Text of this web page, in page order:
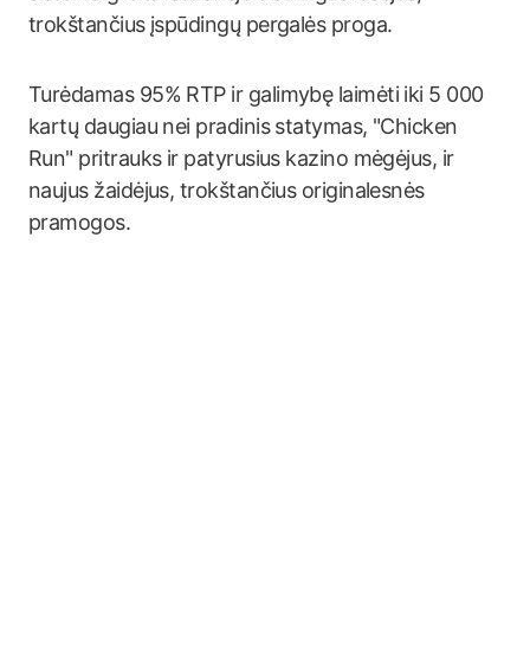
trokštančius įspūdingų pergalės proga.
Turėdamas 95% RTP ir galimybę laimėti iki 5 000
kartų daugiau nei pradinis statymas, "Chicken
Run" pritrauks ir patyrusius kazino mėgėjus, ir
naujus žaidėjus, trokštančius originalesnės
pramogos.